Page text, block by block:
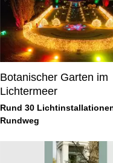
Botanischer Garten im
Lichtermeer
Rund 30
Rundweg